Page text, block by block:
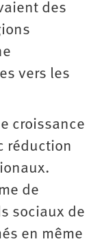
des
vers les
croissance
réduction
de
sociaux de
en même